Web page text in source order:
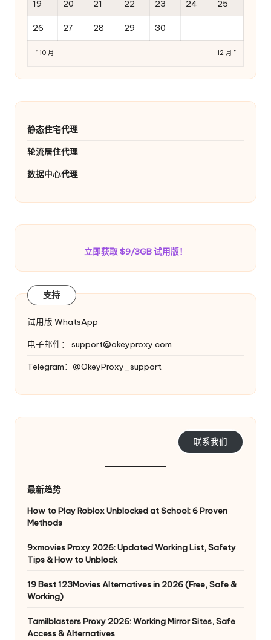
19 20 21 22 23 24 25
26 27 28 29 30
" 10 月 12 月 "
静态住宅代理
轮流居住代理
数据中心代理
立即获取 $9/3GB 试用版！
支持
试用版 WhatsApp
电子邮件： support@okeyproxy.com
Telegram：@OkeyProxy_support
联系我们
最新趋势
How to Play Roblox Unblocked at School: 6 Proven
Methods
9xmovies Proxy 2026: Updated Working List, Safety
Tips & How to Unblock
19 Best 123Movies Alternatives in 2026 (Free, Safe &
Working)
Tamilblasters Proxy 2026: Working Mirror Sites, Safe
Access & Alternatives